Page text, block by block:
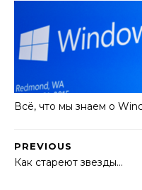
Всё, что мы знаем о
PREVIOUS
Как стареют звезды…